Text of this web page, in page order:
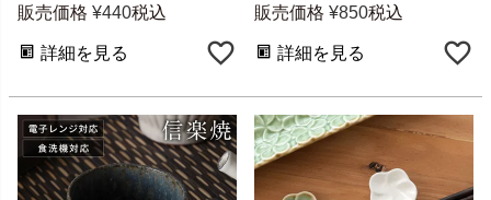
販売価格 ¥440税込
詳細を見る
販売価格 ¥850税込
詳細を見る